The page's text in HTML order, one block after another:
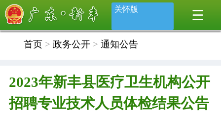
关怀版
首页> 政务公开> 通知公告
2023年新丰县医疗卫生机构公开
招聘专业技术人员体检结果公告